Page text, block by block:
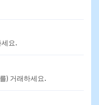
요.
) 거래하세요.